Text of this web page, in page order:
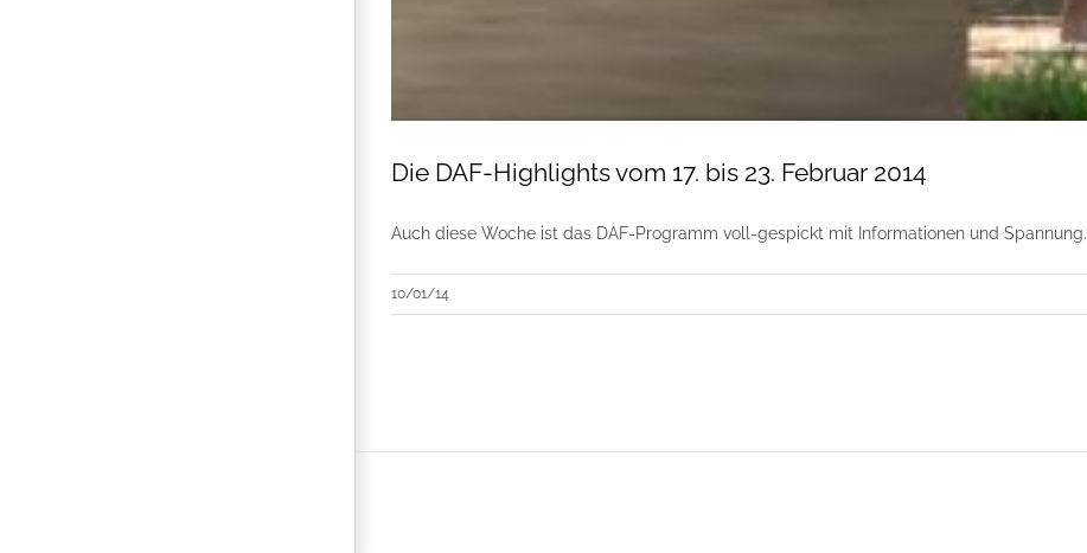
Die DAF-Highlights vom 17. bis 23. Februar 2014
Auch diese Woche ist das DAF-Programm voll-gespickt mit Informationen und Spannung.
10/01/14